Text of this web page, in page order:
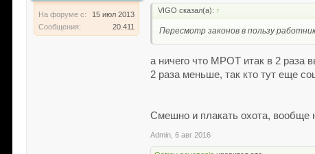
На форуме с:
15 июл 2013
Сообщения:
20.411
VIGO сказал(а): ↑
Пересмотр законов в пользу
а ничего что МРОТ итак в 2 раза
2 раза меньше, так кто тут еще
Смешно и плакать охота, вообще
Admin 6 авг 2016